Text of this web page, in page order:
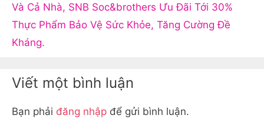
Và Cả Nhà, SNB Soc&brothers Ưu Đãi Tới 30%
Thực Phẩm Bảo Vệ Sức Khỏe, Tăng Cường Đề
Kháng.
Viết một bình luận
Bạn phải đăng nhập để gửi bình luận.